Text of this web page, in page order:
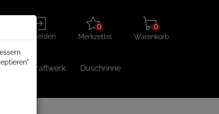
Anmelden
Anmelden
Merkzettel
aufklappen
0
Merkzettel
Warenkorb
aufklappen
0
Warenkorb
Balkonkraftwerk Duschrinne